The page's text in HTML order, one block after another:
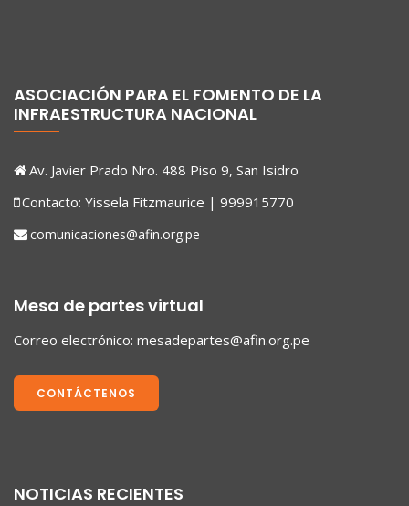
ASOCIACIÓN PARA EL FOMENTO DE LA
INFRAESTRUCTURA NACIONAL
Av. Javier Prado Nro. 488 Piso 9, San Isidro
Contacto: Yissela Fitzmaurice | 999915770
comunicaciones@afin.org.pe
Mesa de partes virtual
Correo electrónico: mesadepartes@afin.org.pe
CONTÁCTENOS
NOTICIAS RECIENTES